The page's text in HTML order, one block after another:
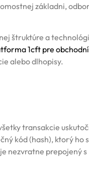
základni,
štruktúre a
1cft pre
alebo dlhopisy.
transakcie
kód (hash), ktorý ho
nezvratne prepojený s